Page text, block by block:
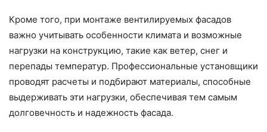
Кроме того, при монтаже вентилируемых фасадов
важно учитывать особенности климата и возможные
нагрузки на конструкцию, такие как ветер, снег и
перепады температур. Профессиональные установщики
проводят расчеты и подбирают материалы, способные
выдерживать эти нагрузки, обеспечивая тем самым
долговечность и надежность фасада.